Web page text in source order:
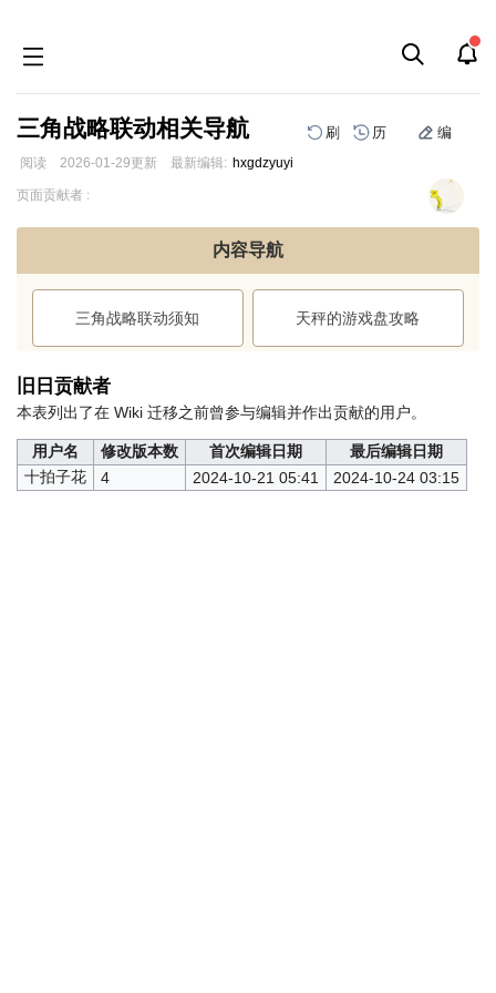
三角战略联动相关导航 刷 历 编
阅读 2026-01-29更新 最新编辑: hxgdzyuyi
跳
导
跳
搜
页面贡献者 :
内容导航
三角战略联动须知 天秤的游戏盘攻略
旧日贡献者
本表列出了在 Wiki 迁移之前曾参与编辑并作出贡献的用户。
用户名 修改版本数 首次编辑日期
最后编辑日期
十拍子花
4 2024-10-21 05:41 2024-10-24 03:15